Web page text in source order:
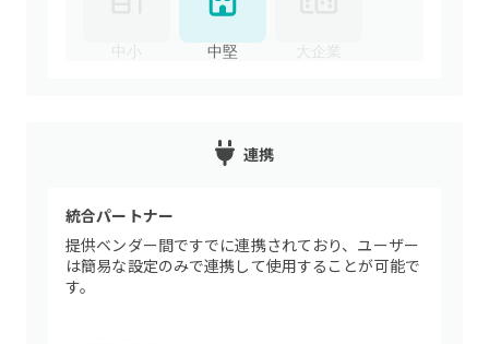
中堅 大企業
連携
統合パートナー
提供ベンダー間ですでに連携されており、ユーザー
は簡易な設定のみで連携して使用することが可能で
す。